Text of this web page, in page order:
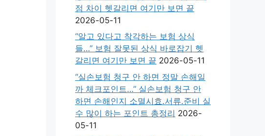
점 차이 헷갈리면 여기만 보면 끝
2026-05-11
“알고 있다고 착각하는 보험 상식
들…” 보험 잘못된 상식 바로잡기 헷
갈리면 여기만 보면 끝 2026-05-11
“실손보험 청구 안 하면 정말 손해일
까 체크포인트…” 실손보험 청구 안
하면 손해인지 소멸시효.서류.준비 실
수 많이 하는 포인트 총정리 2026-
05-11